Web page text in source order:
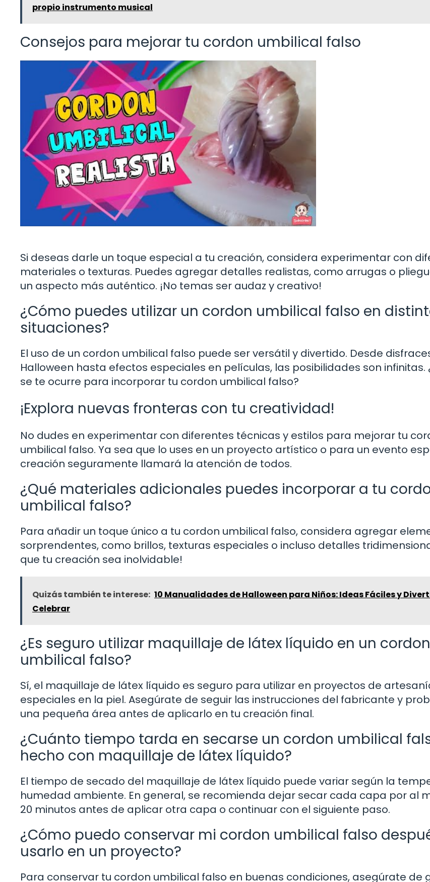
propio instrumento musical
Consejos para mejorar tu cordon umbilical falso
Si deseas darle un toque especial a tu creación, considera experimentar con
materiales o texturas. Puedes agregar detalles realistas, como arrugas o
un aspecto más auténtico. ¡No temas ser audaz y creativo!
¿Cómo puedes utilizar un cordon umbilical falso en
situaciones?
El uso de un cordon umbilical falso puede ser versátil y divertido. Desde
Halloween hasta efectos especiales en películas, las posibilidades son infinitas.
se te ocurre para incorporar tu cordon umbilical falso?
¡Explora nuevas fronteras con tu creatividad!
No dudes en experimentar con diferentes técnicas y estilos para mejorar tu
umbilical falso. Ya sea que lo uses en un proyecto artístico o para un evento
creación seguramente llamará la atención de todos.
¿Qué materiales adicionales puedes incorporar a tu
umbilical falso?
Para añadir un toque único a tu cordon umbilical falso, considera agregar
sorprendentes, como brillos, texturas especiales o incluso detalles
que tu creación sea inolvidable!
Quizás también te interese: 10 Manualidades de Halloween para Niños: Ideas Fáciles y
Celebrar
¿Es seguro utilizar maquillaje de látex líquido en un cordon
umbilical falso?
Sí, el maquillaje de látex líquido es seguro para utilizar en proyectos de
especiales en la piel. Asegúrate de seguir las instrucciones del fabricante y
una pequeña área antes de aplicarlo en tu creación final.
¿Cuánto tiempo tarda en secarse un cordon umbilical
hecho con maquillaje de látex líquido?
El tiempo de secado del maquillaje de látex líquido puede variar según la
humedad ambiente. En general, se recomienda dejar secar cada capa por al
20 minutos antes de aplicar otra capa o continuar con el siguiente paso.
¿Cómo puedo conservar mi cordon umbilical falso
usarlo en un proyecto?
Para conservar tu cordon umbilical falso en buenas condiciones, asegúrate de